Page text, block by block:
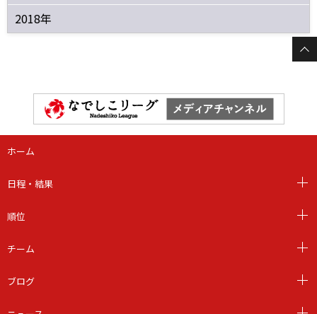
2018年
ホーム
日程・結果
順位
チーム
ブログ